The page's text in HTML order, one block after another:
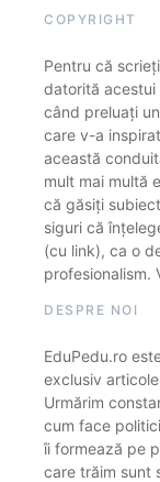
COPYRIGHT
Pentru că
datorită
când preluați
care v-a
această
mult mai multă
că găsiți
siguri că
(cu link), ca o
profesionalism.
DESPRE NOI
EduPedu.ro
exclusiv
Urmărim
cum face
îi formează pe
care trăim sunt